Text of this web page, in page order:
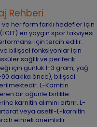
Rehberi
her form farklı hedefler için
en yaygın spor takviyesi
için tercih edilir.
bilişsel fonksiyonlar için
sağlık ve periferik
için günlük 1-3 gram, yağ
dakika önce), bilişsel
L-Karnitin
bir öğünle birlikte
karnitin alımını artırır. L-
veya asetil-L-karnitin
etmek önemlidir.